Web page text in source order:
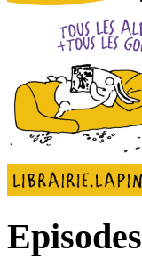
Episodes